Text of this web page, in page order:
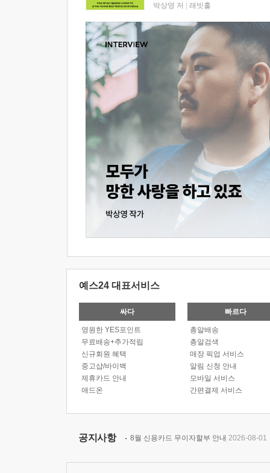
박상영 저 래빗홀
예스24 대표서비스
싸다
영원한 YES포인트
무료배송+추가적립
신규회원 혜택
중고샵/바이백
제휴카드 안내
애드온
빠르다
총알배송
총알검색
매장 픽업 서비스
알림 신청 안내
모바일 서비스
간편결제 서비스
공지사항 8월 신용카드 무이자할부 안내 2026-08-01